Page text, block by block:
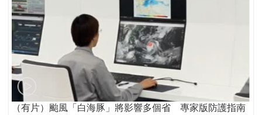
（有片）颱風「白海豚」將影響多個省 專家版防護指南